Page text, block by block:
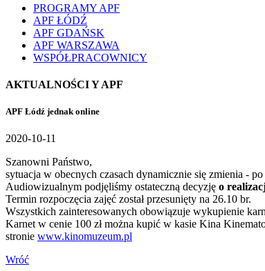
PROGRAMY APF
APF ŁÓDŹ
APF GDAŃSK
APF WARSZAWA
WSPÓŁPRACOWNICY
AKTUALNOŚCI Y APF
APF Łódź jednak online
2020-10-11
Szanowni Państwo,
sytuacja w obecnych czasach dynamicznie się zmienia -
Audiowizualnym podjęliśmy ostateczną decyzję o
Termin rozpoczęcia zajęć został przesunięty na 26.10 br.
Wszystkich zainteresowanych obowiązuje wykupienie
Karnet w cenie 100 zł można kupić w kasie Kina
stronie www.kinomuzeum.pl
Wróć